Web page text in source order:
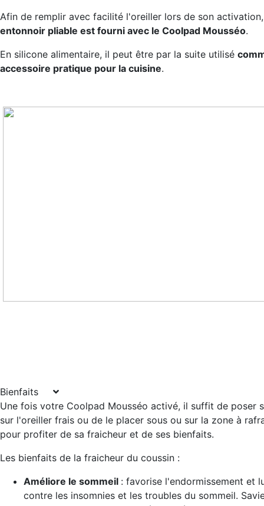
Afin de remplir avec facilité l'oreiller lors de son
entonnoir pliable est fourni avec le Coolpad Mousséo.
En silicone alimentaire, il peut être par la suite utilisé
accessoire pratique pour la cuisine.
Bienfaits
Une fois votre Coolpad Mousséo activé, il suffit de poser
sur l'oreiller frais ou de le placer sous ou sur la zone à
pour profiter de sa fraicheur et de ses bienfaits.
Les bienfaits de la fraicheur du coussin :
Améliore le sommeil : favorise l'endormissement et
contre les insomnies et les troubles du sommeil.